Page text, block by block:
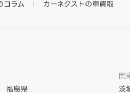
コラム カーネクストの車買取
福島県
関
茨